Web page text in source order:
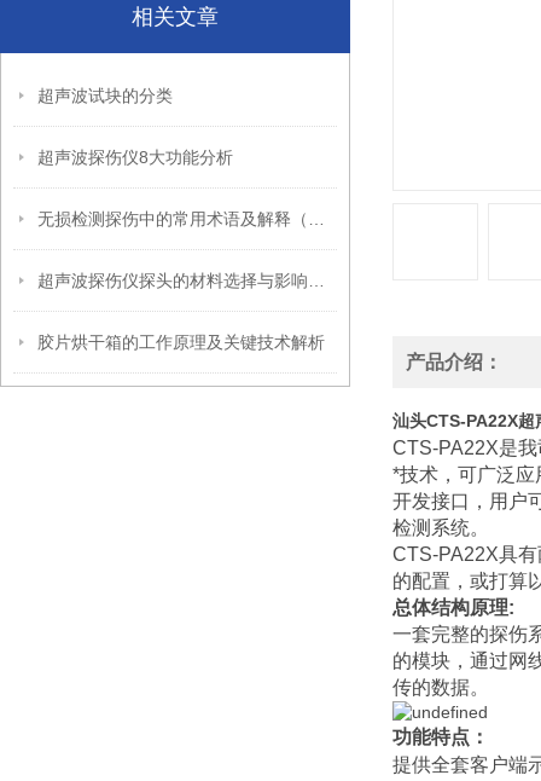
相关文章
超声波试块的分类
超声波探伤仪8大功能分析
胶片烘干箱的工作原理及关键技术解析
产品介绍：
汕头CTS-PA22X
CTS-PA22X是
*技术，可广泛
开发接口，用户
检测系统。
CTS-PA22X具
的配置，或打算
总体结构原理:
一套完整的探伤
的模块，通过网
传的数据。
功能特点：
提供全套客户端